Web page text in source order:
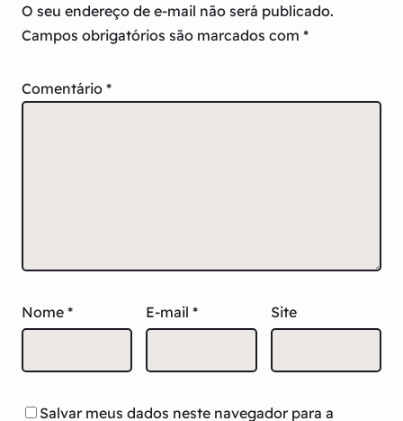
O seu endereço de e-mail não será publicado.
Campos obrigatórios são marcados com *
Comentário *
Nome * E-mail* Site
Salvar meus dados neste navegador para a